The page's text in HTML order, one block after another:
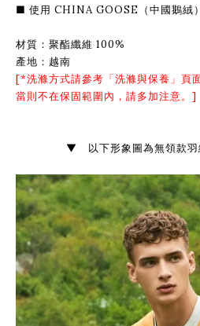
■ 使用 CHINA GOOSE（中國鵝絨
材質：聚酯纖維 100%
產地：越南
[*洗滌方式請參考「洗滌與保養 」頁
當則不在保固範圍內，請多加注意。]
▼ 以下形象圖為無領款羽